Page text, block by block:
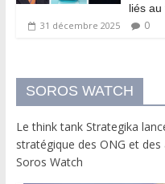
liés
31 décembre 2025 0
SOROS WATCH
Le think tank Strategika
stratégique des ONG et
Soros Watch